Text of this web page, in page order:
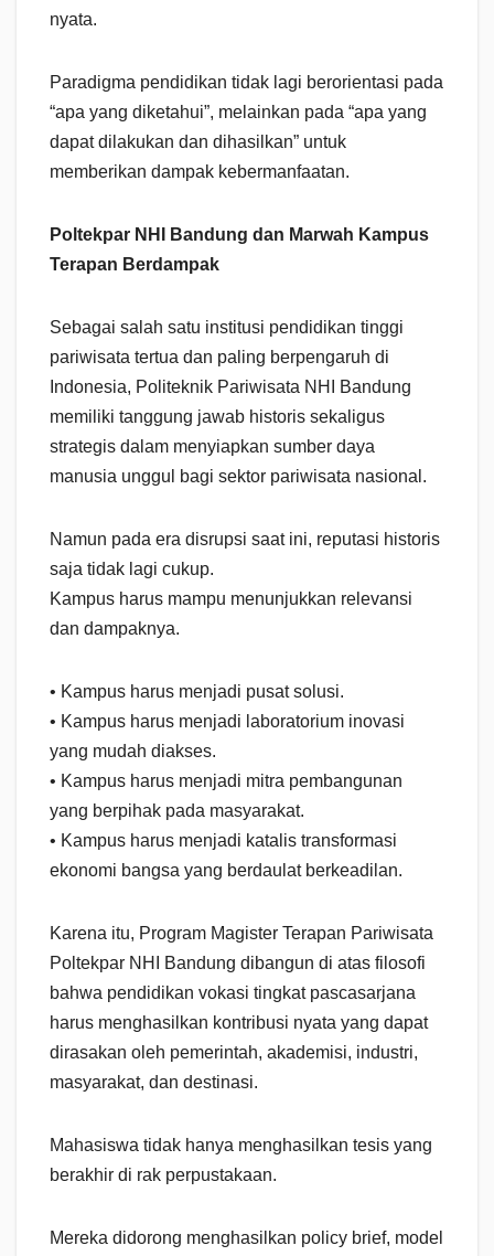
nyata.
Paradigma pendidikan tidak lagi berorientasi pada
“apa yang diketahui”, melainkan pada “apa yang
dapat dilakukan dan dihasilkan” untuk
memberikan dampak kebermanfaatan.
Poltekpar NHI Bandung dan Marwah Kampus
Terapan Berdampak
Sebagai salah satu institusi pendidikan tinggi
pariwisata tertua dan paling berpengaruh di
Indonesia, Politeknik Pariwisata NHI Bandung
memiliki tanggung jawab historis sekaligus
strategis dalam menyiapkan sumber daya
manusia unggul bagi sektor pariwisata nasional.
Namun pada era disrupsi saat ini, reputasi historis
saja tidak lagi cukup.
Kampus harus mampu menunjukkan relevansi
dan dampaknya.
• Kampus harus menjadi pusat solusi.
• Kampus harus menjadi laboratorium inovasi
yang mudah diakses.
• Kampus harus menjadi mitra pembangunan
yang berpihak pada masyarakat.
• Kampus harus menjadi katalis transformasi
ekonomi bangsa yang berdaulat berkeadilan.
Karena itu, Program Magister Terapan Pariwisata
Poltekpar NHI Bandung dibangun di atas filosofi
bahwa pendidikan vokasi tingkat pascasarjana
harus menghasilkan kontribusi nyata yang dapat
dirasakan oleh pemerintah, akademisi, industri,
masyarakat, dan destinasi.
Mahasiswa tidak hanya menghasilkan tesis yang
berakhir di rak perpustakaan.
Mereka didorong menghasilkan policy brief, model